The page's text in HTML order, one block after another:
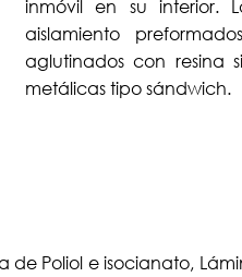
inmóvil en su interior.
aislamiento
aglutinados con resina
metálicas tipo sándwich.
Poliol e isocianato,